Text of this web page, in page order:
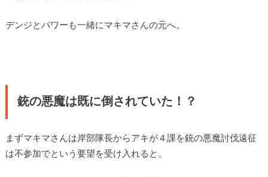
デンジとパワーも一緒にマキマさんの元へ。
銃の悪魔は既に倒されていた！？
まずマキマさんは岸部隊長からアキが４課を銃の悪魔討伐遠征
は不参加でという要望を受け入れると。